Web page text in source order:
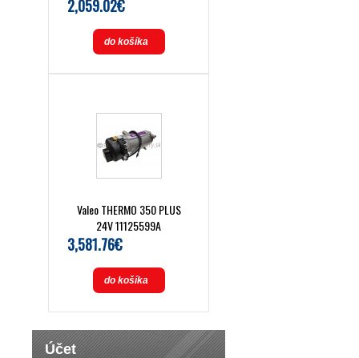
2,059.02€
do košíka
Valeo THERMO 350 PLUS
24V 11125599A
3,581.76€
do košíka
Účet